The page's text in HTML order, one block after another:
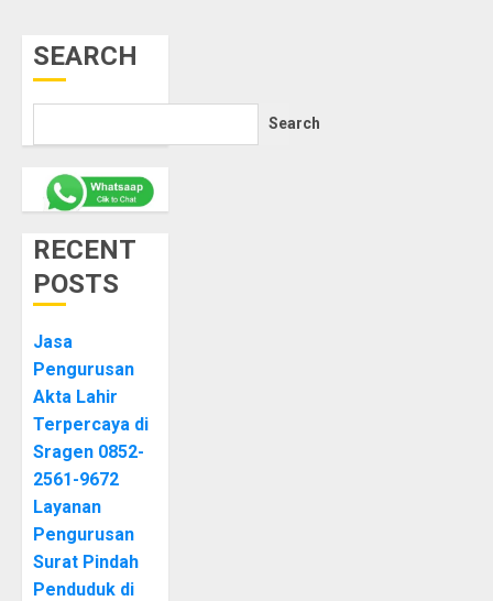
SEARCH
Search
RECENT
POSTS
Jasa
Pengurusan
Akta Lahir
Terpercaya di
Sragen 0852-
2561-9672
Layanan
Pengurusan
Surat Pindah
Penduduk di